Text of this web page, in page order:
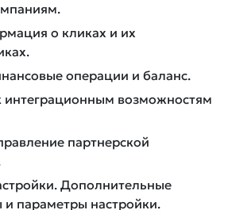
о кликах и их
операции и баланс.
интеграционным возможностям
партнерской
Дополнительные
и параметры настройки.